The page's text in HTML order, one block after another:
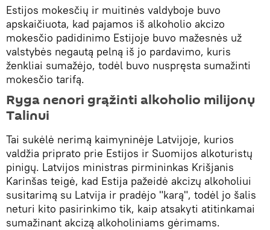
Estijos mokesčių ir muitinės valdyboje buvo
apskaičiuota, kad pajamos iš alkoholio akcizo
mokesčio padidinimo Estijoje buvo mažesnės už
valstybės negautą pelną iš jo pardavimo, kuris
ženkliai sumažėjo, todėl buvo nuspręsta sumažinti
mokesčio tarifą.
Ryga nenori grąžinti alkoholio milijonų
Talinui
Tai sukėlė nerimą kaimyninėje Latvijoje, kurios
valdžia priprato prie Estijos ir Suomijos alkoturistų
pinigų. Latvijos ministras pirmininkas Krišjanis
Karinšas teigė, kad Estija pažeidė akcizų alkoholiui
susitarimą su Latvija ir pradėjo "karą", todėl jo šalis
neturi kito pasirinkimo tik, kaip atsakyti atitinkamai
sumažinant akcizą alkoholiniams gėrimams.